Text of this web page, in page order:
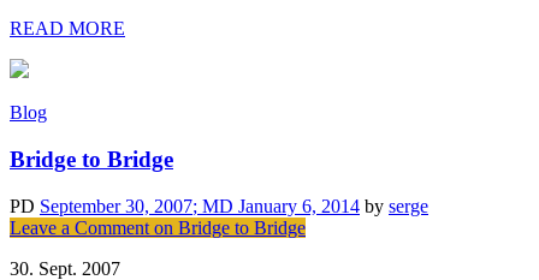
READ MORE
Blog
Bridge to Bridge
PD September 30, 2007; MD January 6, 2014 by serge
Leave a Comment on Bridge to Bridge
30. Sept. 2007